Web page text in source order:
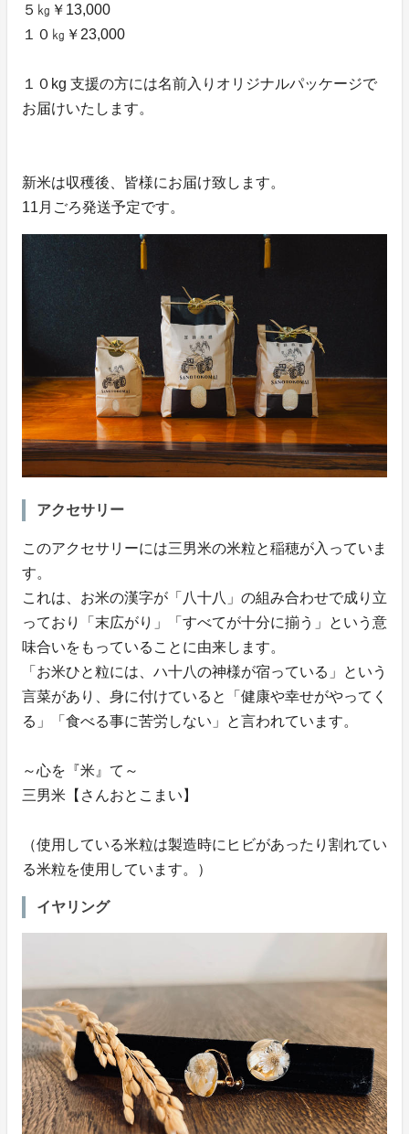
５㎏￥13,000
１０㎏￥23,000
１０kg 支援の方には名前入りオリジナルパッケージで
お届けいたします。
新米は収穫後、皆様にお届け致します。
11月ごろ発送予定です。
アクセサリー
このアクセサリーには三男米の米粒と稲穂が入っていま
す。
これは、お米の漢字が「八十八」の組み合わせで成り立
っており「末広がり」「すべてが十分に揃う」という意
味合いをもっていることに由来します。
「お米ひと粒には、ハ十八の神様が宿っている」という
言菜があり、身に付けていると「健康や幸せがやってく
る」「食べる事に苦労しない」と言われています。
～心を『米』て～
三男米【さんおとこまい】
（使用している米粒は製造時にヒビがあったり割れてい
る米粒を使用しています。）
イヤリング